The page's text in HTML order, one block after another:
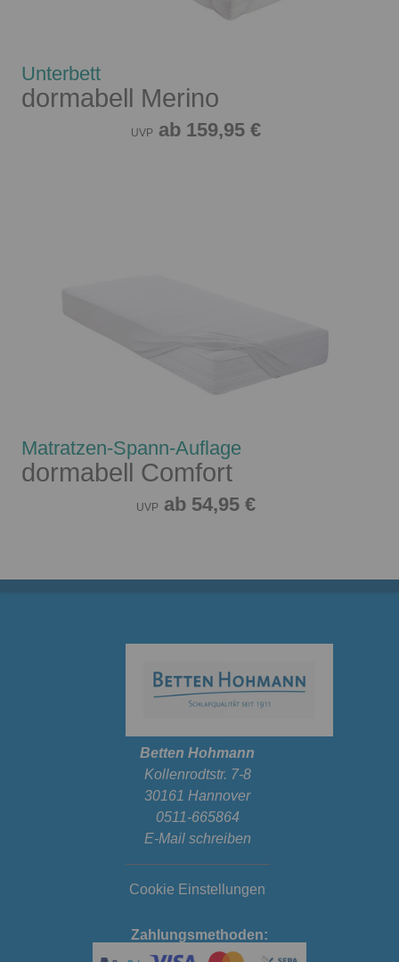
Unterbett
dormabell Merino
UVP ab 159,95 €
Matratzen-Spann-Auflage
dormabell Comfort
UVP ab 54,95 €
Betten Hohmann
Kollenrodtstr. 7-8
30161 Hannover
0511-665864
E-Mail schreiben
Cookie Einstellungen
Zahlungsmethoden: